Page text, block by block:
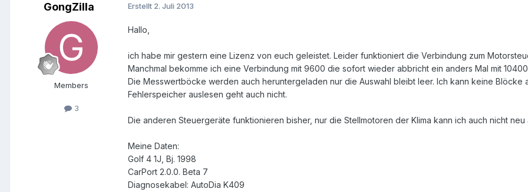
GongZilla
Members
3
Erstellt 2. Juli 2013
Hallo,
ich habe mir gestern eine Lizenz von euch geleistet. Leider funktioniert die Verbindung zum
Manchmal bekomme ich eine Verbindung mit 9600 die sofort wieder abbricht ein anders Mal mit
Die Messwertböcke werden auch heruntergeladen nur die Auswahl bleibt leer. Ich kann keine Blöcke
Fehlerspeicher auslesen geht auch nicht.
Die anderen Steuergeräte funktionieren bisher, nur die Stellmotoren der Klima kann ich auch nicht neu
Meine Daten:
Golf 4 1J, Bj. 1998
CarPort 2.0.0. Beta 7
Diagnosekabel: AutoDia K409